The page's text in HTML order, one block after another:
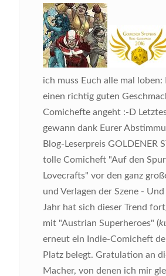
ich muss Euch alle mal loben:
einen richtig guten
Comichefte angeht :-D
gewann dank Eurer
Blog-Leserpreis GOLDENER
tolle Comicheft "Auf den
Lovecrafts" vor den ganz
und Verlagen der Szene -
Jahr hat sich dieser Trend
mit "Austrian Superheroes" (
erneut ein Indie-Comicheft
Platz belegt. Gratulation an
Macher, von denen ich mir